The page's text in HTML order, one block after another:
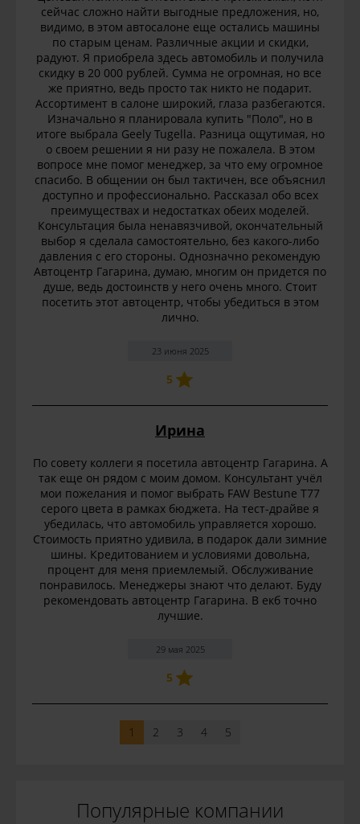
сейчас сложно найти выгодные предложения, но,
видимо, в этом автосалоне еще остались машины
по старым ценам. Различные акции и скидки,
радуют. Я приобрела здесь автомобиль и получила
скидку в 20 000 рублей. Сумма не огромная, но все
же приятно, ведь просто так никто не подарит.
Ассортимент в салоне широкий, глаза разбегаются.
Изначально я планировала купить "Поло", но в
итоге выбрала Geely Tugella. Разница ощутимая, но
о своем решении я ни разу не пожалела. В этом
вопросе мне помог менеджер, за что ему огромное
спасибо. В общении он был тактичен, все объяснил
доступно и профессионально. Рассказал обо всех
преимуществах и недостатках обеих моделей.
Консультация была ненавязчивой, окончательный
выбор я сделала самостоятельно, без какого-либо
давления с его стороны. Однозначно рекомендую
Автоцентр Гагарина, думаю, многим он придется по
душе, ведь достоинств у него очень много. Стоит
посетить этот автоцентр, чтобы убедиться в этом
лично.
23 июня 2025
5
Ирина
По совету коллеги я посетила автоцентр Гагарина. А
так еще он рядом с моим домом. Консультант учёл
мои пожелания и помог выбрать FAW Bestune T77
серого цвета в рамках бюджета. На тест-драйве я
убедилась, что автомобиль управляется хорошо.
Стоимость приятно удивила, в подарок дали зимние
шины. Кредитованием и условиями довольна,
процент для меня приемлемый. Обслуживание
понравилось. Менеджеры знают что делают. Буду
рекомендовать автоцентр Гагарина. В екб точно
лучшие.
29 мая 2025
5
1 2 3 4 5
Популярные компании